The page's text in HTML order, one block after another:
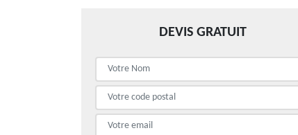
DEVIS GRATUIT